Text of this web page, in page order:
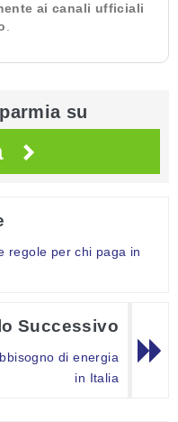
ai canali ufficiali
su
regole per chi paga in
Successivo
di energia
in Italia